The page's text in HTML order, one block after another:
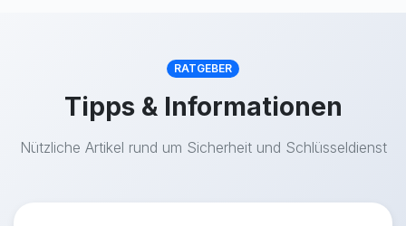
RATGEBER
Tipps & Informationen
Nützliche Artikel rund um Sicherheit und Schlüsseldienst